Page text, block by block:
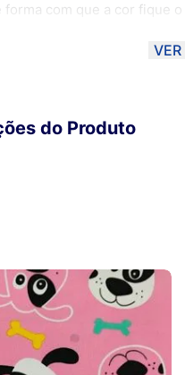
forma com que a cor fique
PAC ou SEDEX, o
do Produto